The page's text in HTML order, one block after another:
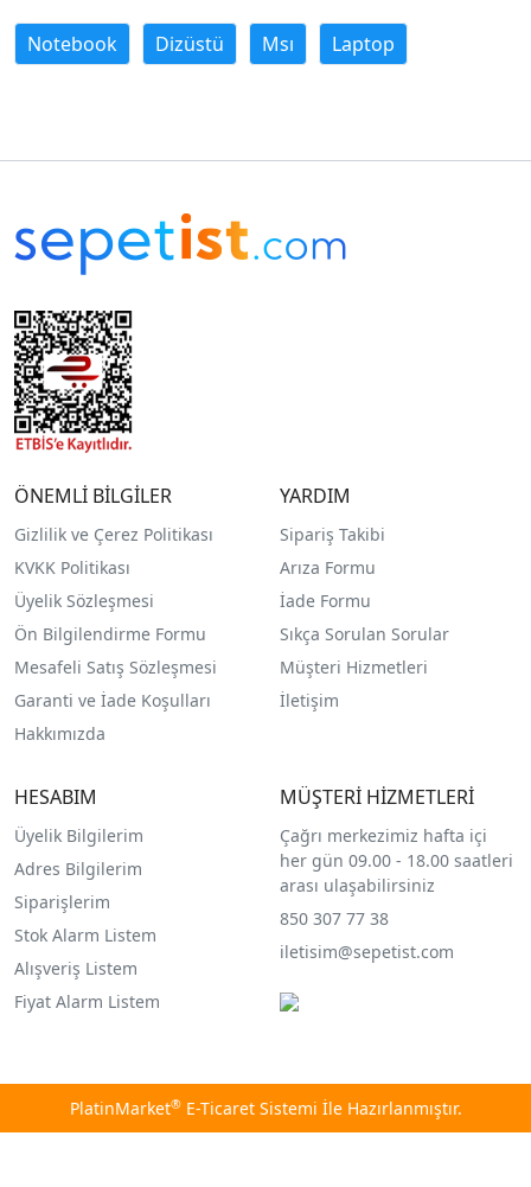
Notebook Dizüstü Msı Laptop
ÖNEMLİ BİLGİLER
Gizlilik ve Çerez Politikası
KVKK Politikası
Üyelik Sözleşmesi
Ön Bilgilendirme Formu
Mesafeli Satış Sözleşmesi
Garanti ve İade Koşulları
Hakkımızda
YARDIM
Sipariş Takibi
Arıza Formu
İade Formu
Sıkça Sorulan Sorular
Müşteri Hizmetleri
İletişim
HESABIM
Üyelik Bilgilerim
Adres Bilgilerim
Siparişlerim
Stok Alarm Listem
Alışveriş Listem
Fiyat Alarm Listem
MÜŞTERİ HİZMETLERİ
Çağrı merkezimiz hafta içi
her gün 09.00 - 18.00 saatleri
arası ulaşabilirsiniz
850 307 77 38
iletisim@sepetist.com
PlatinMarket®E-Ticaret Sistemi İle Hazırlanmıştır.